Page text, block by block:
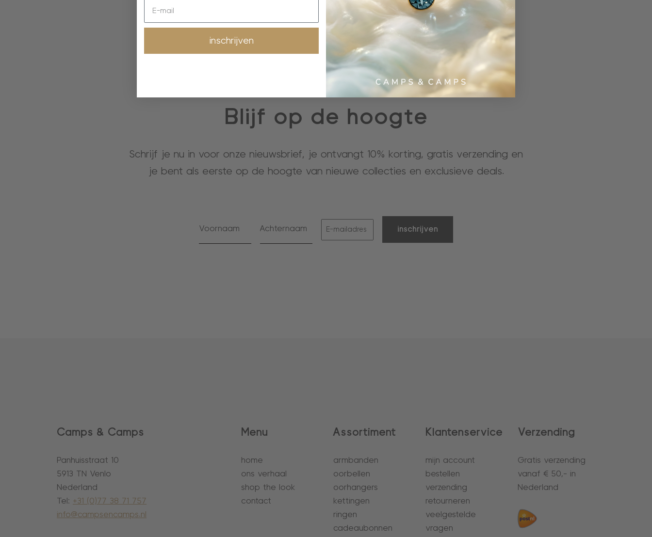
Blijf op de hoogte
Schrijf je nu in voor onze nieuwsbrief, je ontvangt 10% korting, gratis verzending en
je bent als eerste op de hoogte van nieuwe collecties en exclusieve deals.
inschrijven
Camps & Camps
Panhuisstraat 10
5913 TN Venlo
Nederland
Tel: +31 (0)77 38 71 757
info@campsencamps.nl
Menu
home
ons verhaal
shop the look
contact
Assortiment
armbanden
oorbellen
oorhangers
kettingen
ringen
cadeaubonnen
Klantenservice
mijn account
bestellen
verzending
retourneren
veelgestelde
vragen
Verzending
Gratis verzending
vanaf € 50,- in
Nederland
inschrijven